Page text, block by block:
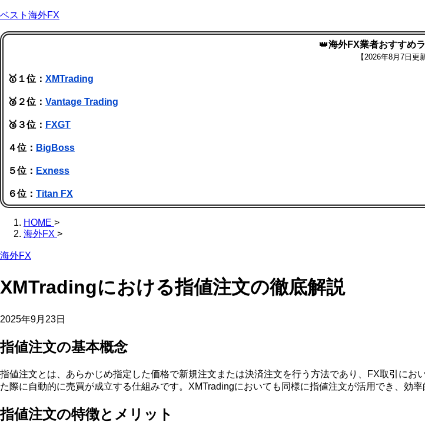
ベスト海外FX
👑海外FX業者おすすめ
【2026年8月7日更新
🥇１位： XMTrading
🥈２位： Vantage Trading
🥉３位： FXGT
４位： BigBoss
５位： Exness
６位： Titan FX
HOME >
海外FX >
海外FX
XMTradingにおける指値注文の徹底解説
2025年9月23日
指値注文の基本概念
指値注文とは、あらかじめ指定した価格で新規注文または決済注文を行う方法であり、FX取引に
た際に自動的に売買が成立する仕組みです。XMTradingにおいても同様に指値注文が活用でき、効
指値注文の特徴とメリット